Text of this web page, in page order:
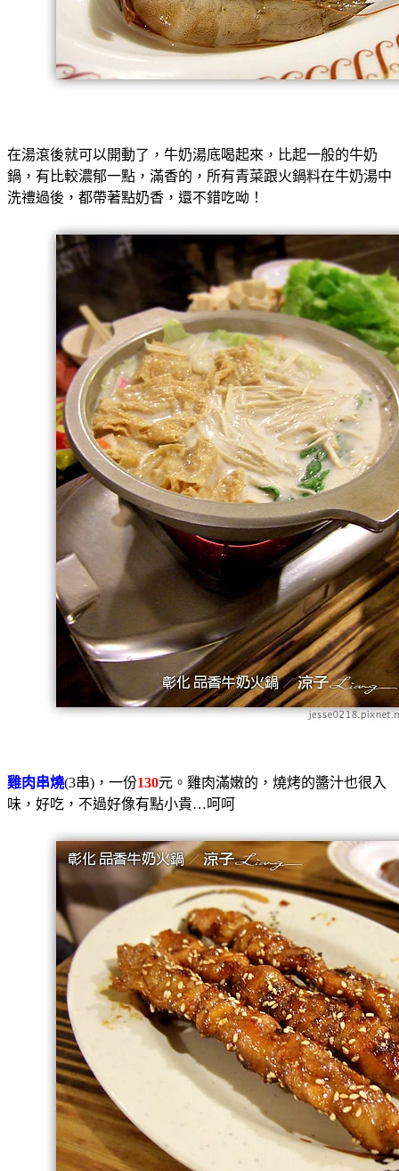
在湯滾後就可以開動了，牛奶湯底喝起來，比起一般的牛奶
鍋，有比較濃郁一點，滿香的，所有青菜跟火鍋料在牛奶湯中
洗禮過後，都帶著點奶香，還不錯吃呦！
雞肉串燒(3串)，一份130元。雞肉滿嫩的，燒烤的醬汁也很入
味，好吃，不過好像有點小貴…呵呵